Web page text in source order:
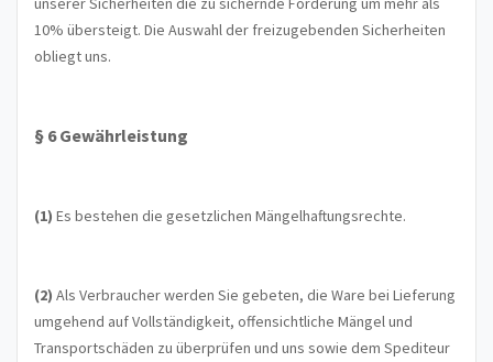
10% übersteigt. Die Auswahl der freizugebenden Sicherheiten
obliegt uns.
§ 6 Gewährleistung
(1) Es bestehen die gesetzlichen Mängelhaftungsrechte.
(2) Als Verbraucher werden Sie gebeten, die Ware bei Lieferung
umgehend auf Vollständigkeit, offensichtliche Mängel und
Transportschäden zu überprüfen und uns sowie dem Spediteur